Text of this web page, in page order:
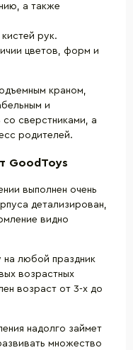
а также
рук.
цветов, форм и
краном,
и
сверстниками, а
родителей.
GoodToys
выполнен очень
детализирован,
видно
на любой праздник
возрастных
возраст от 3-х до
надолго займет
множество